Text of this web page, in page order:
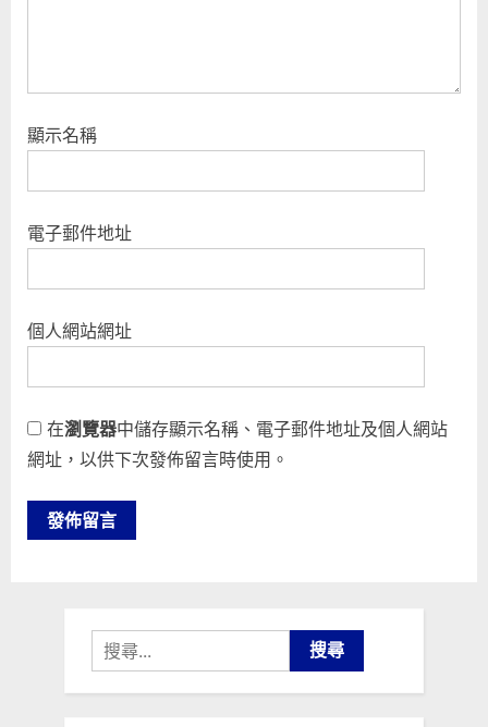
顯示名稱
電子郵件地址
個人網站網址
在瀏覽器中儲存顯示名稱、電子郵件地址及個人網站
網址，以供下次發佈留言時使用。
搜
尋
關